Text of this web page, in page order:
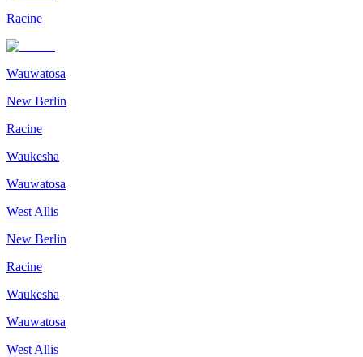
Racine
Wauwatosa
New Berlin
Racine
Waukesha
Wauwatosa
West Allis
New Berlin
Racine
Waukesha
Wauwatosa
West Allis